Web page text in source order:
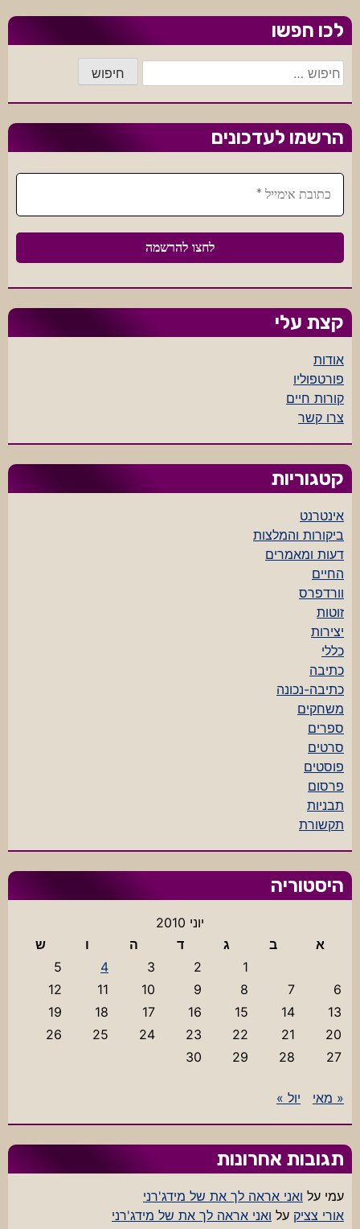
לכו חפשו
חיפוש:
הרשמו לעדכונים
קצת עלי
אודות
פורטפוליו
קורות חיים
צרו קשר
קטגוריות
אינטרנט
ביקורות והמלצות
דעות ומאמרים
החיים
וורדפרס
זוטות
יצירות
כללי
כתיבה
כתיבה-נכונה
משחקים
ספרים
סרטים
פוסטים
פרסום
תבניות
תקשורת
היסטוריה
יוני 2010
א
ב ג ד ה ו
ש
1
2
3
4
5
6
7
8
9
10
11
12
13
14
15
16
17
18
19
20
21
22
23
24
25
26
27
28
29
30
« מאי יול »
תגובות אחרונות
עמי על ואני אראה לך את של מידג'רני
אורי צציק על ואני אראה לך את של מידג'רני